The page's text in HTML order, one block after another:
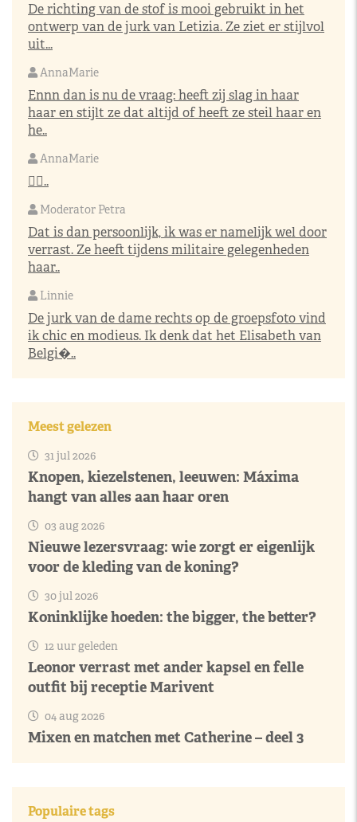
De richting van de stof is mooi gebruikt in het
ontwerp van de jurk van Letizia. Ze ziet er stijlvol
uit...
AnnaMarie
Ennn dan is nu de vraag: heeft zij slag in haar
haar en stijlt ze dat altijd of heeft ze steil haar en
he..
AnnaMarie
👌🏼..
Moderator Petra
Dat is dan persoonlijk, ik was er namelijk wel door
verrast. Ze heeft tijdens militaire gelegenheden
haar..
Linnie
De jurk van de dame rechts op de groepsfoto vind
ik chic en modieus. Ik denk dat het Elisabeth van
Belgi�..
Meest gelezen
31 jul 2026
Knopen, kiezelstenen, leeuwen: Máxima
hangt van alles aan haar oren
03 aug 2026
Nieuwe lezersvraag: wie zorgt er eigenlijk
voor de kleding van de koning?
30 jul 2026
Koninklijke hoeden: the bigger, the better?
12 uur geleden
Leonor verrast met ander kapsel en felle
outfit bij receptie Marivent
04 aug 2026
Mixen en matchen met Catherine – deel 3
Populaire tags